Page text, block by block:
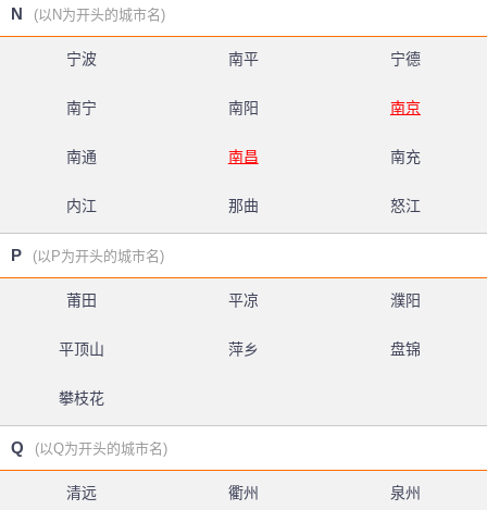
N (以N为开头的城市名)
宁波 南平 宁德
南宁 南阳 南京
南通 南昌 南充
内江 那曲 怒江
P (以P为开头的城市名)
莆田 平凉 濮阳
平顶山 萍乡 盘锦
攀枝花
Q (以Q为开头的城市名)
清远 衢州 泉州